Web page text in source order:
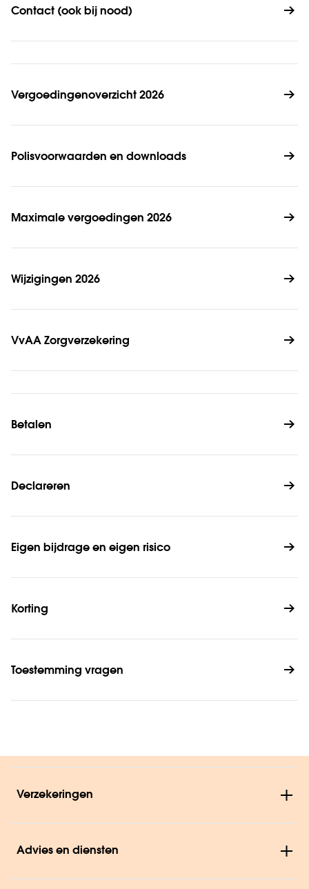
Contact (ook bij nood)
Vergoedingenoverzicht 2026
Polisvoorwaarden en downloads
Maximale vergoedingen 2026
Wijzigingen 2026
VvAA Zorgverzekering
Betalen
Declareren
Eigen bijdrage en eigen risico
Korting
Toestemming vragen
Verzekeringen
Advies en diensten